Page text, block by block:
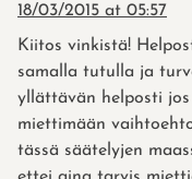
18/03/2015 at 05:57
Kiitos vinkistä!
samalla tutulla ja
yllättävän helposti
miettimään
tässä säätelyjen